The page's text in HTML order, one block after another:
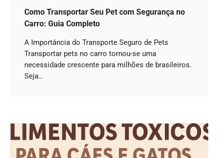
Como Transportar Seu Pet com Segurança no
Carro: Guia Completo
A Importância do Transporte Seguro de Pets
Transportar pets no carro tornou-se uma
necessidade crescente para milhões de brasileiros.
Seja…